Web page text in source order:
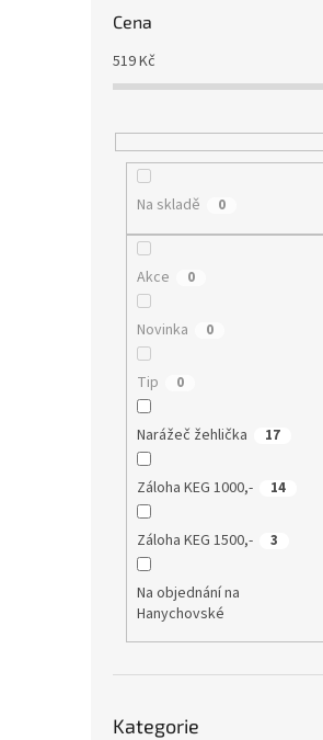
Cena
519Kč
Na skladě 0
Akce 0
Novinka 0
Tip 0
Narážeč žehlička 17
Záloha KEG 1000,- 14
Záloha KEG 1500,- 3
Na objednání na
Hanychovské
kategorie
Kategorie